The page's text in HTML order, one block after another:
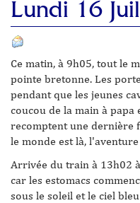
Lundi 16
Ce matin, à 9h05, tout le
pointe bretonne. Les
pendant que les jeunes
coucou de la main à papa
recomptent une dernière
le monde est là,
Arrivée du train à 13h02
car les estomacs
sous le soleil et le ciel